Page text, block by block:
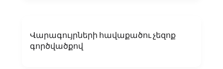
Վարագույրների հավաքածու չեզոք
գործվածքով